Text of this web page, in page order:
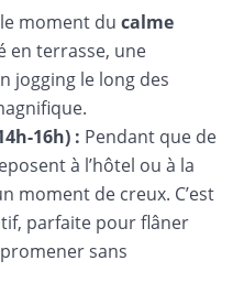
le moment du calme
en terrasse, une
jogging le long des
16h) : Pendant que de
à l’hôtel ou à la
moment de creux. C’est
parfaite pour flâner
sans